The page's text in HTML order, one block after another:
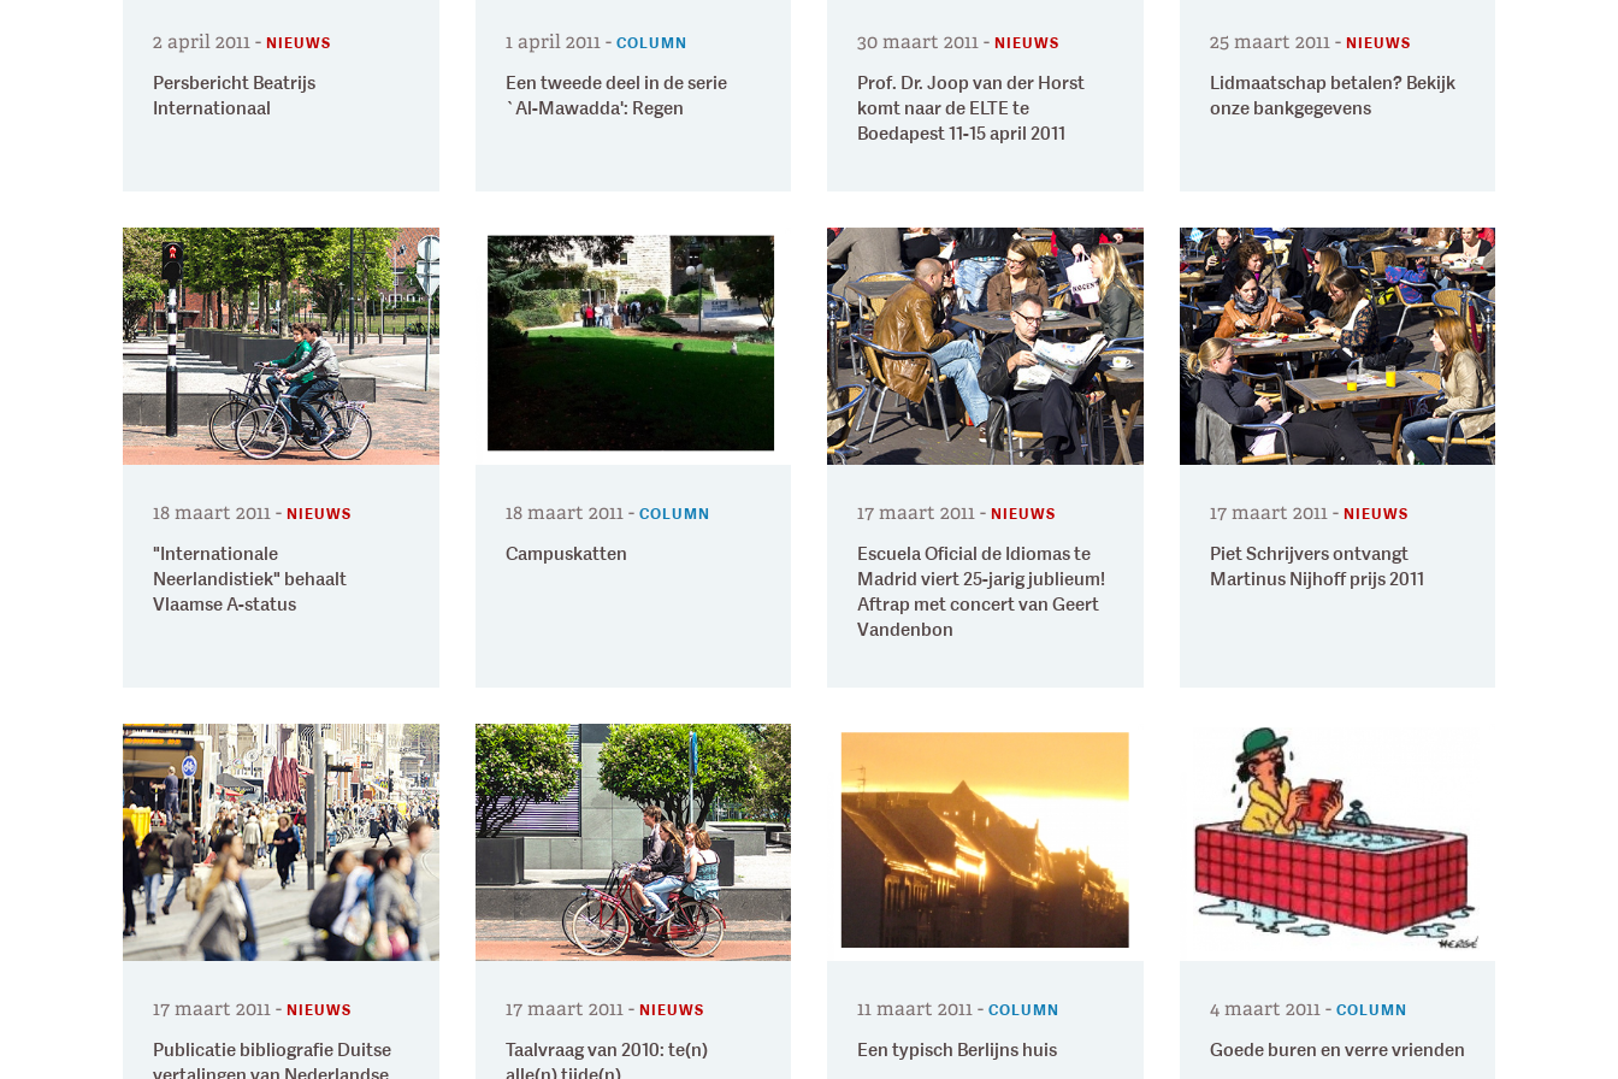
2 april 2011 - NIEUWS
Persbericht Beatrijs
Internationaal
1 april 2011- COLUMN
Een tweede deel in de serie
`Al-Mawadda': Regen
30 maart 2011 - NIEUWS
Prof. Dr. Joop van der Horst
komt naar de ELTE te
Boedapest 11-15 april 2011
25 maart 2011- NIEUWS
Lidmaatschap betalen? Bekijk
onze bankgegevens
18 maart 2011 - NIEUWS
"Internationale
Neerlandistiek" behaalt
Vlaamse A-status
18 maart 2011- COLUMN
Campuskatten
17 maart 2011 - NIEUWS
Escuela Oficial de Idiomas te
Madrid viert 25-jarig jublieum!
Aftrap met concert van Geert
Vandenbon
17 maart 2011- NIEUWS
Piet Schrijvers ontvangt
Martinus Nijhoff prijs 2011
17 maart 2011 - NIEUWS
Publicatie bibliografie Duitse
vertalingen van Nederlandse
17 maart 2011- NIEUWS
Taalvraag van 2010: te(n)
alle(n) tijde(n)
11 maart 2011 - COLUMN
Een typisch Berlijns huis
4 maart 2011- COLUMN
Goede buren en verre vrienden